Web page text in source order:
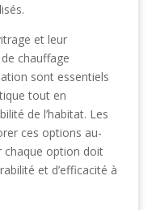
et leur
chauffage
sont essentiels
tout en
de l’habitat. Les
ces options au-
chaque option doit
et d’efficacité à